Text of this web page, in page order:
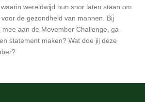
wereldwijd hun snor laten staan ​​om
de gezondheid van mannen. Bij
mee aan de Movember Challenge, ga
statement maken? Wat doe jij deze